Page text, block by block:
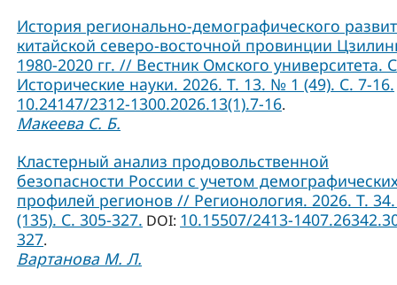
История регионально-демографического
китайской северо-восточной провинции
1980-2020 гг. // Вестник Омского университета.
Исторические науки. 2026. Т. 13. № 1 (49). С. 7-16.
10.24147/2312-1300.2026.13(1).7-16.
Макеева С. Б.
Кластерный анализ продовольственной
безопасности России с учетом
профилей регионов // Регионология. 2026. Т.
(135). С. 305-327. DOI: 10.15507/2413-
327.
Вартанова М. Л.